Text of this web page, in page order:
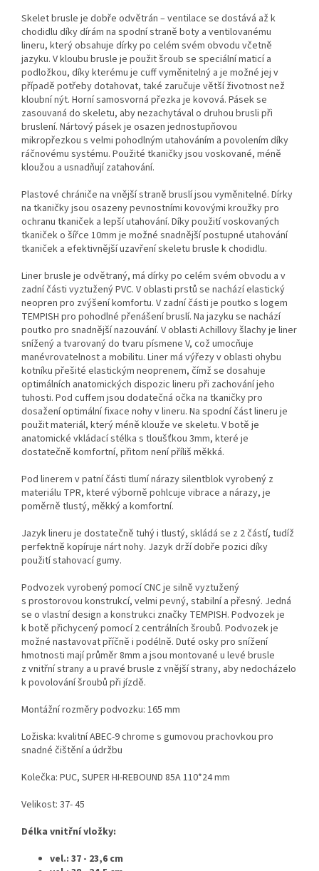
Skelet brusle je dobře odvětrán – ventilace se dostává až k
chodidlu díky dírám na spodní straně boty a ventilovanému
lineru, který obsahuje dírky po celém svém obvodu včetně
jazyku. V kloubu brusle je použit šroub se speciální maticí a
podložkou, díky kterému je cuff vyměnitelný a je možné jej v
případě potřeby dotahovat, také zaručuje větší životnost než
kloubní nýt. Horní samosvorná přezka je kovová. Pásek se
zasouvaná do skeletu, aby nezachytával o druhou brusli při
bruslení. Nártový pásek je osazen jednostupňovou
mikropřezkou s velmi pohodlným utahováním a povolením díky
ráčnovému systému. Použité tkaničky jsou voskované, méně
kloužou a usnadňují zatahování.
Plastové chrániče na vnější straně bruslí jsou vyměnitelné. Dírky
na tkaničky jsou osazeny pevnostními kovovými kroužky pro
ochranu tkaniček a lepší utahování. Díky použití voskovaných
tkaniček o šířce 10mm je možné snadnější postupné utahování
tkaniček a efektivnější uzavření skeletu brusle k chodidlu.
Liner brusle je odvětraný, má dírky po celém svém obvodu a v
zadní části vyztužený PVC. V oblasti prstů se nachází elastický
neopren pro zvýšení komfortu. V zadní části je poutko s logem
TEMPISH pro pohodlné přenášení bruslí. Na jazyku se nachází
poutko pro snadnější nazouvání. V oblasti Achillovy šlachy je liner
snížený a tvarovaný do tvaru písmene V, což umocňuje
manévrovatelnost a mobilitu. Liner má výřezy v oblasti ohybu
kotníku přešité elastickým neoprenem, čímž se dosahuje
optimálních anatomických dispozic lineru při zachování jeho
tuhosti. Pod cuffem jsou dodatečná očka na tkaničky pro
dosažení optimální fixace nohy v lineru. Na spodní část lineru je
použit materiál, který méně klouže ve skeletu. V botě je
anatomické vkládací stélka s tloušťkou 3mm, které je
dostatečně komfortní, přitom není příliš měkká.
Pod linerem v patní části tlumí nárazy silentblok vyrobený z
materiálu TPR, které výborně pohlcuje vibrace a nárazy, je
poměrně tlustý, měkký a komfortní.
Jazyk lineru je dostatečně tuhý i tlustý, skládá se z 2 částí, tudíž
perfektně kopíruje nárt nohy. Jazyk drží dobře pozici díky
použití stahovací gumy.
Podvozek vyrobený pomocí CNC je silně vyztužený
s prostorovou konstrukcí, velmi pevný, stabilní a přesný. Jedná
se o vlastní design a konstrukci značky TEMPISH. Podvozek je
k botě přichycený pomocí 2 centrálních šroubů. Podvozek je
možné nastavovat příčně i podélně. Duté osky pro snížení
hmotnosti mají průměr 8mm a jsou montované u levé brusle
z vnitřní strany a u pravé brusle z vnější strany, aby nedocházelo
k povolování šroubů při jízdě.
Montážní rozměry podvozku: 165 mm
Ložiska: kvalitní ABEC-9 chrome s gumovou prachovkou pro
snadné čištění a údržbu
Kolečka: PUC, SUPER HI-REBOUND 85A 110*24 mm
Velikost: 37- 45
Délka vnitřní vložky:
vel.: 37 - 23,6 cm